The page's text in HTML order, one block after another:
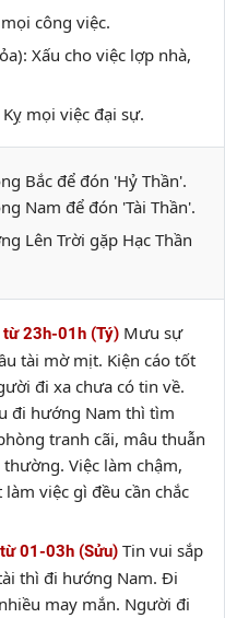
công việc.
Xấu cho việc lợp nhà,
mọi việc đại sự.
Bắc để đón 'Hỷ Thần'.
Nam để đón 'Tài Thần'.
Lên Trời gặp Hạc Thần
23h-01h (Tý) Mưu sự
tài mờ mịt. Kiện cáo tốt
đi xa chưa có tin về.
đi hướng Nam thì tìm
tranh cãi, mâu thuẫn
Việc làm chậm,
việc gì đều cần chắc
01-03h (Sửu) Tin vui sắp
thì đi hướng Nam. Đi
may mắn. Người đi